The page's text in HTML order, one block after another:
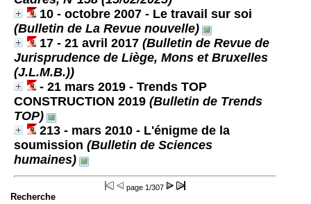
10 - octobre 2007 - Le travail sur soi
(Bulletin de La Revue nouvelle)
17 - 21 avril 2017 (Bulletin de Revue de
Jurisprudence de Liège, Mons et Bruxelles
(J.L.M.B.))
- 21 mars 2019 - Trends TOP
CONSTRUCTION 2019 (Bulletin de Trends
TOP)
213 - mars 2010 - L'énigme de la
soumission (Bulletin de Sciences
humaines)
page 1/307
Recherche